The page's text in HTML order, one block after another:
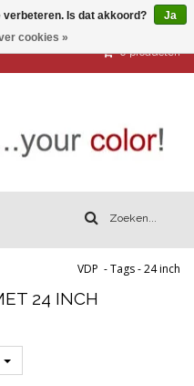
0 producten
VDP -Tags-24 inch
24 INCH
verbeteren. Is dat akkoord?
Ja
cookies »